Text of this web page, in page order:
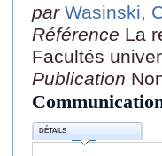
par Wasinski,
Référence La
Facultés
Publication
DÉTAILS